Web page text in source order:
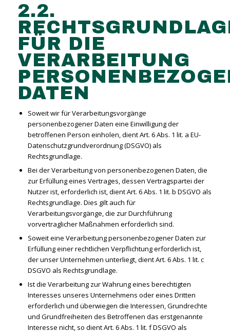
2.2.
FÜR DIE
VERARBEITUNG
DATEN
Soweit wir für Verarbeitungsvorgänge
personenbezogener Daten eine Einwilligung der
betroffenen Person einholen, dient Art. 6 Abs. 1 lit. a EU-
Datenschutzgrundverordnung (DSGVO) als
Rechtsgrundlage.
Bei der Verarbeitung von personenbezogenen Daten, die
zur Erfüllung eines Vertrages, dessen Vertragspartei der
Nutzer ist, erforderlich ist, dient Art. 6 Abs. 1 lit. b DSGVO als
Rechtsgrundlage. Dies gilt auch für
Verarbeitungsvorgänge, die zur Durchführung
vorvertraglicher Maßnahmen erforderlich sind.
Soweit eine Verarbeitung personenbezogener Daten zur
Erfüllung einer rechtlichen Verpflichtung erforderlich ist,
der unser Unternehmen unterliegt, dient Art. 6 Abs. 1 lit. c
DSGVO als Rechtsgrundlage.
Ist die Verarbeitung zur Wahrung eines berechtigten
Interesses unseres Unternehmens oder eines Dritten
erforderlich und überwiegen die Interessen, Grundrechte
und Grundfreiheiten des Betroffenen das erstgenannte
Interesse nicht, so dient Art. 6 Abs. 1 lit. f DSGVO als